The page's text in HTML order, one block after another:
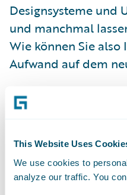
This Website Uses
We use cookies to
analyze our traffic. You
Designsysteme und
und manchmal
Wie können Sie
Aufwand auf dem
Jutro (das
möglich sind, wenn